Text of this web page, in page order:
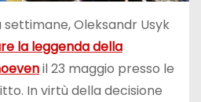
Oleksandr Usyk
la leggenda della
il 23 maggio presso le
In virtù della decisione